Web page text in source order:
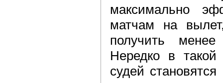
максимально
матчам на
получить менее
Нередко в
судей